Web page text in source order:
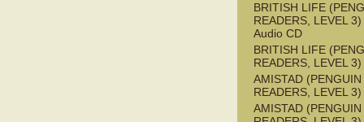
BRITISH LIFE
READERS, LEVEL
Audio CD
BRITISH LIFE
READERS, LEVEL
AMISTAD (PENGUIN
READERS, LEVEL
AMISTAD (PENGUIN